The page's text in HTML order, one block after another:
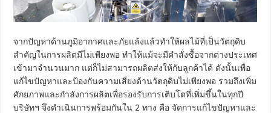
จากปัญหาด้านภูมิอากาศและภัยแล้งแล้วทำให้ผลไม้ที่เป็นวัตถุดิบ
สำคัญในการผลิตมีไม่เพียงพอ ทำให้แม้จะมีคำสั่งซื้อจากต่างประเทศ
เข้ามาจำนวนมาก แต่ก็ไม่สามารถผลิตส่งให้กับลูกค้าได้ ดังนั้นเพื่อ
แก้ไขปัญหาและป้องกันความเสี่ยงด้านวัตถุดิบไม่เพียงพอ รวมถึงเพิ่ม
ศักยภาพและกำลังการผลิตเพื่อรองรับการเติบโตที่เพิ่มขึ้นในทุกปี
บริษัทฯ จึงดำเนินการพร้อมกันใน 2 ทาง คือ จัดการแก้ไขปัญหาและ